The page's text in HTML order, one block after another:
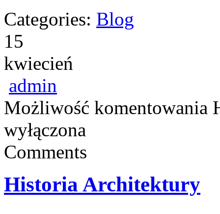
Categories: Blog
15
kwiecień
admin
Możliwość komentowania
wyłączona
Comments
Historia Architektury